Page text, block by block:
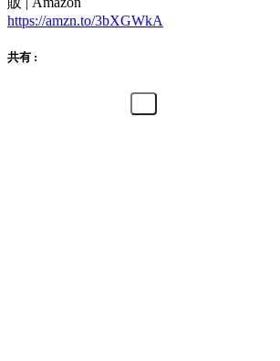
https://amzn.to/3bXGWkA
共有 :